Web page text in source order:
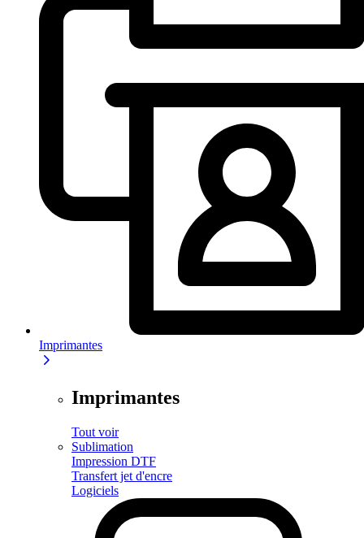
Imprimantes
Imprimantes
Tout voir
Sublimation
Impression DTF
Transfert jet d'encre
Logiciels